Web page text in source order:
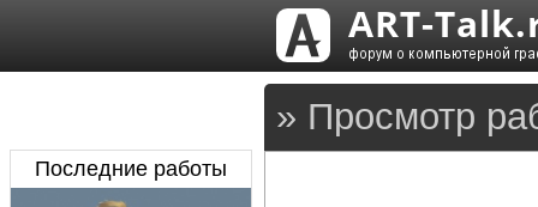
» Просмотр
Последние работы